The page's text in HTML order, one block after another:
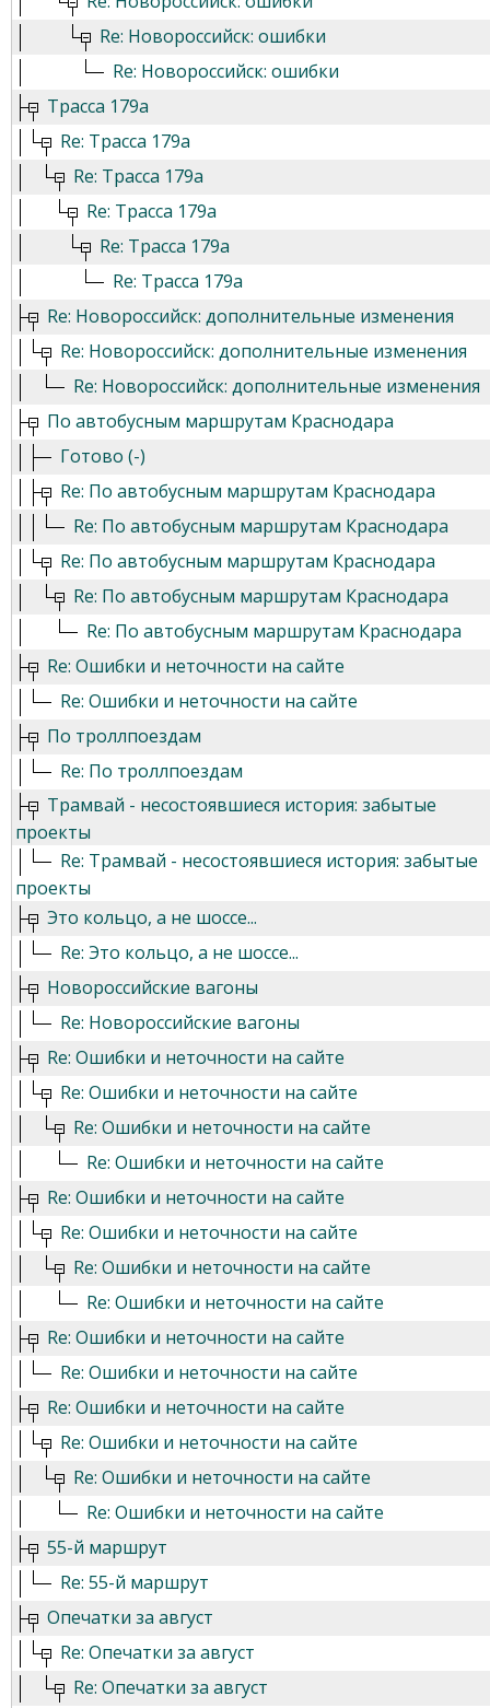
Re: Новороссийск: ошибки
Re: Новороссийск: ошибки
Трасса 179а
Re: Трасса 179а
Re: Трасса 179а
Re: Трасса 179а
Re: Трасса 179а
Re: Трасса 179а
Re: Новороссийск: дополнительные изменения
Re: Новороссийск: дополнительные изменения
Re: Новороссийск: дополнительные изменения
По автобусным маршрутам Краснодара
Готово (-)
Re: По автобусным маршрутам Краснодара
Re: По автобусным маршрутам Краснодара
Re: По автобусным маршрутам Краснодара
Re: По автобусным маршрутам Краснодара
Re: По автобусным маршрутам Краснодара
Re: Ошибки и неточности на сайте
Re: Ошибки и неточности на сайте
По троллпоездам
Re: По троллпоездам
Трамвай - несостоявшиеся история: забытые
проекты
Re: Трамвай - несостоявшиеся история: забытые
проекты
Это кольцо, а не шоссе...
Re: Это кольцо, а не шоссе...
Новороссийские вагоны
Re: Новороссийские вагоны
Re: Ошибки и неточности на сайте
Re: Ошибки и неточности на сайте
Re: Ошибки и неточности на сайте
Re: Ошибки и неточности на сайте
Re: Ошибки и неточности на сайте
Re: Ошибки и неточности на сайте
Re: Ошибки и неточности на сайте
Re: Ошибки и неточности на сайте
Re: Ошибки и неточности на сайте
Re: Ошибки и неточности на сайте
Re: Ошибки и неточности на сайте
Re: Ошибки и неточности на сайте
Re: Ошибки и неточности на сайте
Re: Ошибки и неточности на сайте
55-й маршрут
Re: 55-й маршрут
Опечатки за август
Re: Опечатки за август
Re: Опечатки за август